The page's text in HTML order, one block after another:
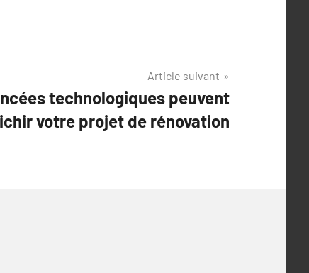
Article suivant
technologiques peuvent
votre projet de rénovation